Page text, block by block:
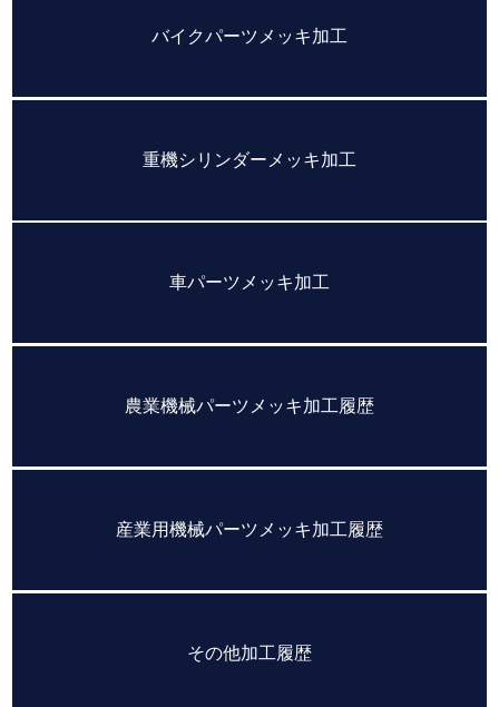
バイクパーツメッキ加工
重機シリンダーメッキ加工
車パーツメッキ加工
農業機械パーツメッキ加工履歴
産業用機械パーツメッキ加工履歴
その他加工履歴